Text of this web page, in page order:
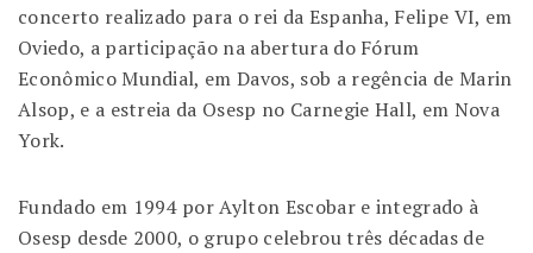
concerto realizado para o rei da Espanha, Felipe VI, em
Oviedo, a participação na abertura do Fórum
Econômico Mundial, em Davos, sob a regência de Marin
Alsop, e a estreia da Osesp no Carnegie Hall, em Nova
York.
Fundado em 1994 por Aylton Escobar e integrado à
Osesp desde 2000, o grupo celebrou três décadas de